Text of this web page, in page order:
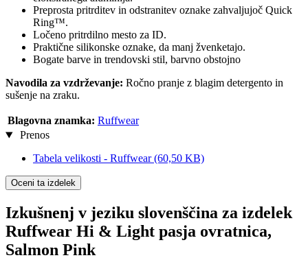
Preprosta pritrditev in odstranitev oznake zahvaljujoč Quick
Ring™.
Ločeno pritrdilno mesto za ID.
Praktične silikonske oznake, da manj žvenketajo.
Bogate barve in trendovski stil, barvno obstojno
Navodila za vzdrževanje: Ročno pranje z blagim detergento in
sušenje na zraku.
Blagovna znamka: Ruffwear
Prenos
Tabela velikosti - Ruffwear(60,50 KB)
Oceni ta izdelek
Izkušnenj v jeziku slovenščina za izdelek
Ruffwear Hi & Light pasja ovratnica,
Salmon Pink